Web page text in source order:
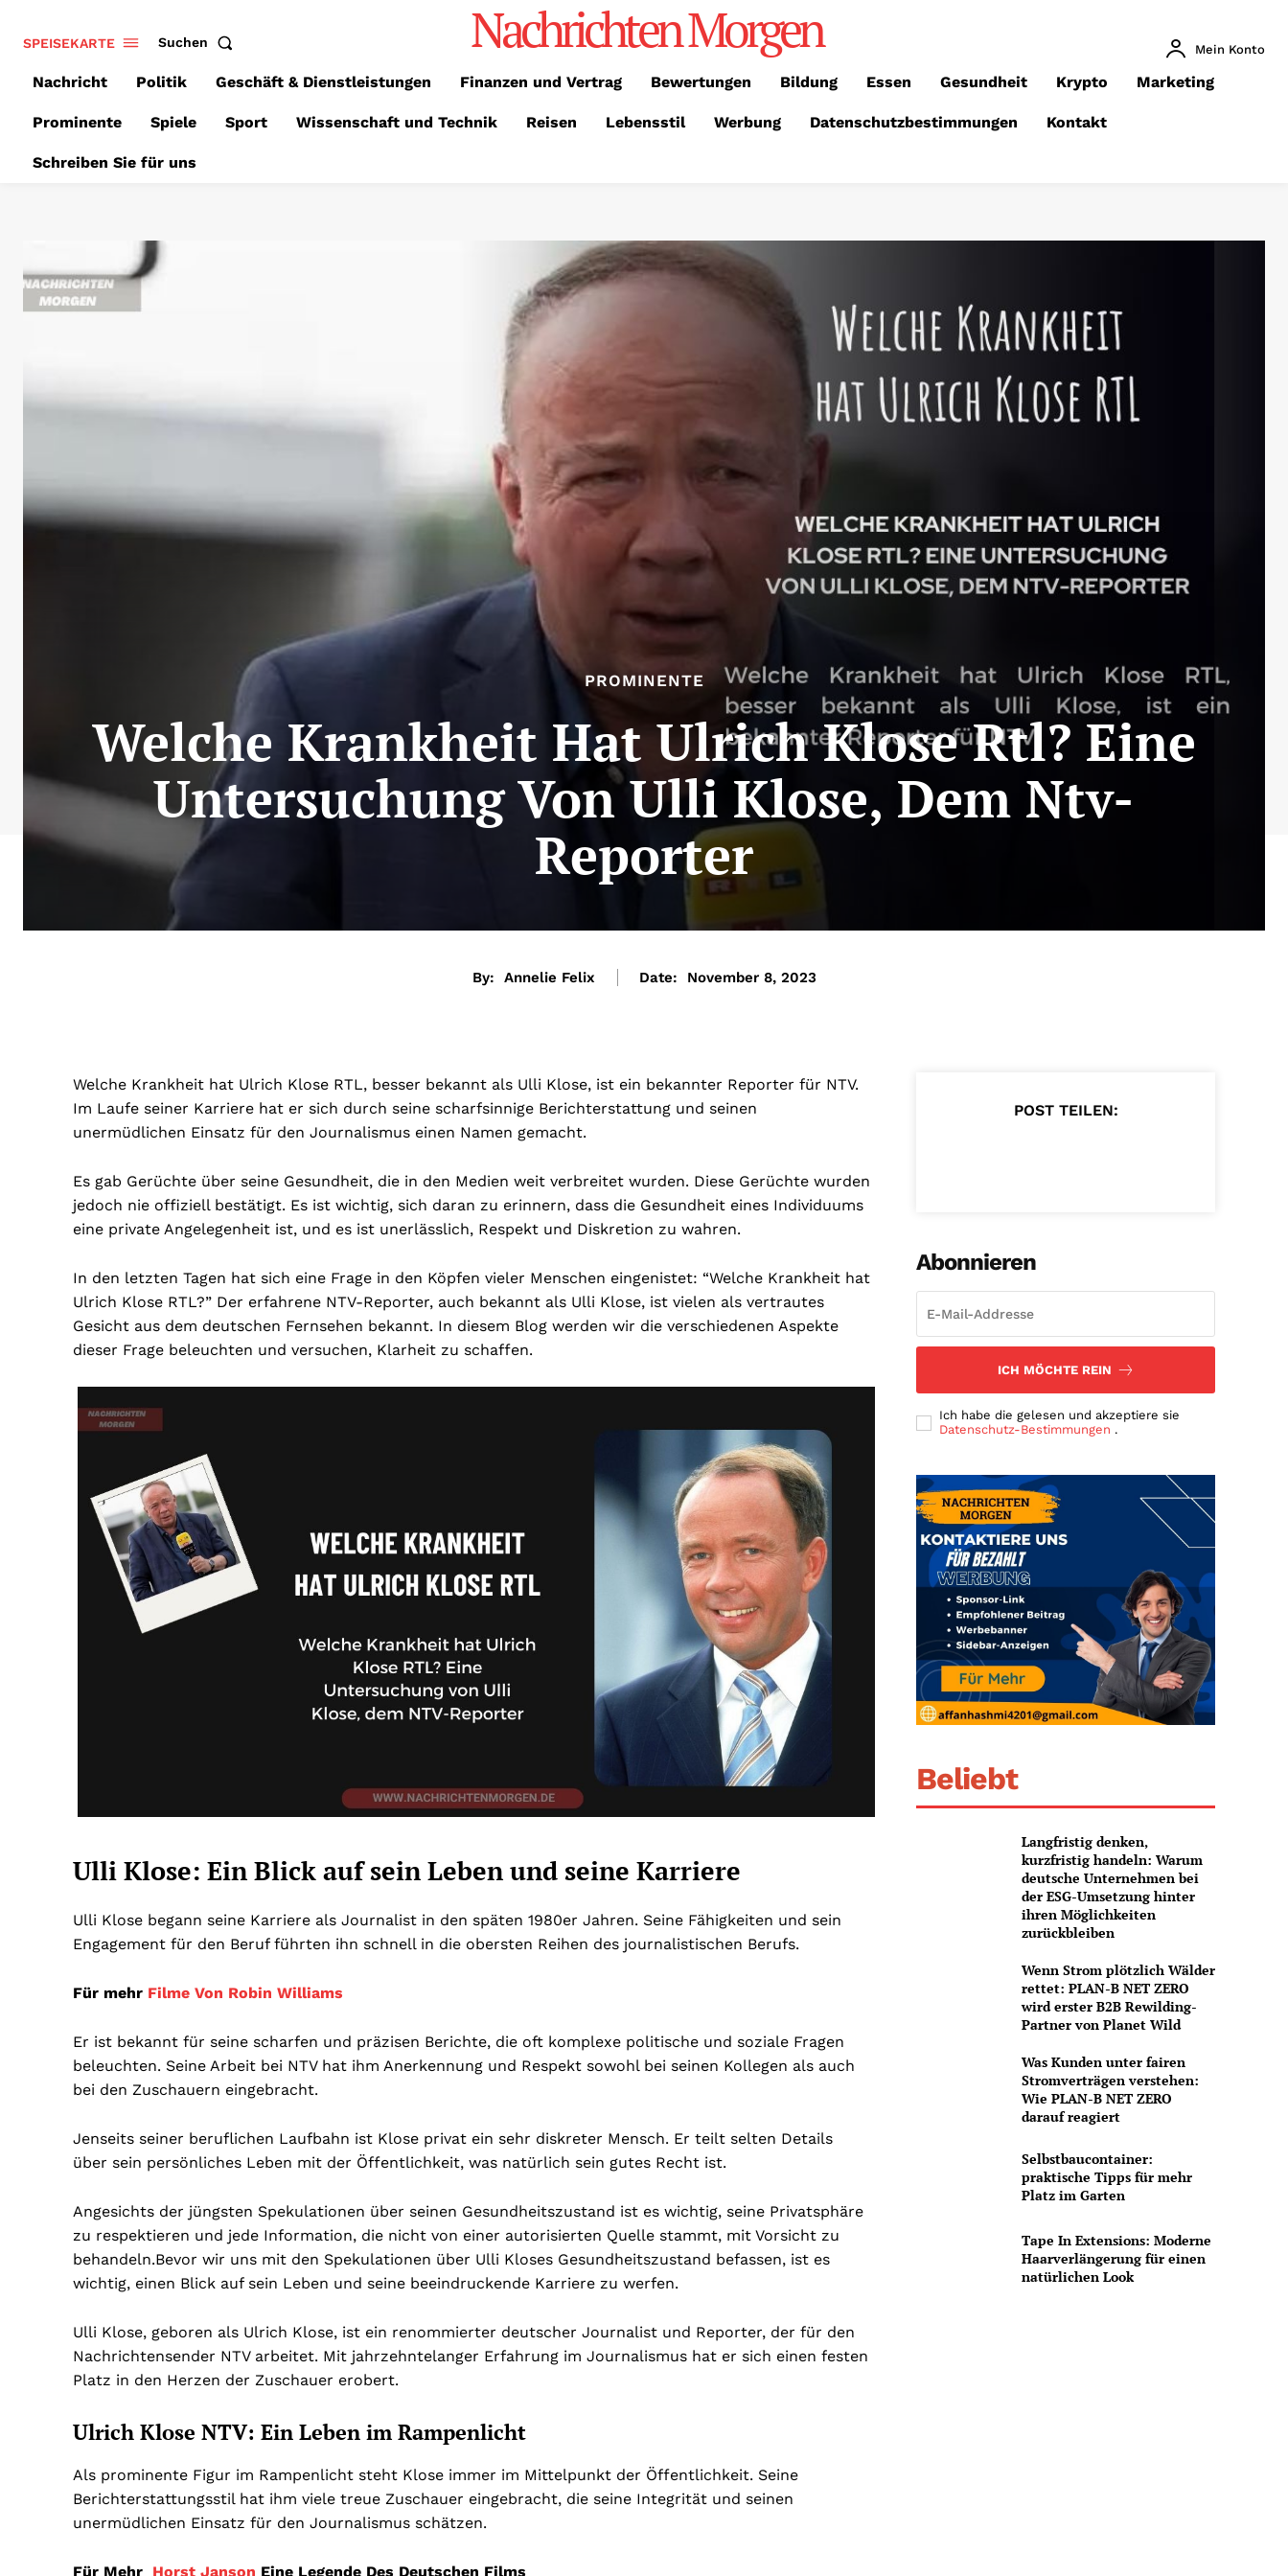
SPEISEKARTE Suchen Nachrichten Morgen Mein Konto
Nachricht Politik Geschäft & Dienstleistungen Finanzen und Vertrag Bewertungen Bildung Essen Gesundheit Krypto Marketing
Prominente Spiele Sport Wissenschaft und Technik Reisen Lebensstil Werbung Datenschutzbestimmungen Kontakt
Schreiben Sie für uns
PROMINENTE
Welche Krankheit Hat Ulrich Klose Rtl? Eine
Untersuchung Von Ulli Klose, Dem Ntv-
Reporter
By: Annelie Felix Date: November 8, 2023
Welche Krankheit hat Ulrich Klose RTL, besser bekannt als Ulli Klose, ist ein bekannter Reporter für NTV.
Im Laufe seiner Karriere hat er sich durch seine scharfsinnige Berichterstattung und seinen
unermüdlichen Einsatz für den Journalismus einen Namen gemacht.
Es gab Gerüchte über seine Gesundheit, die in den Medien weit verbreitet wurden. Diese Gerüchte wurden
jedoch nie offiziell bestätigt. Es ist wichtig, sich daran zu erinnern, dass die Gesundheit eines Individuums
eine private Angelegenheit ist, und es ist unerlässlich, Respekt und Diskretion zu wahren.
In den letzten Tagen hat sich eine Frage in den Köpfen vieler Menschen eingenistet: “Welche Krankheit hat
Ulrich Klose RTL?” Der erfahrene NTV-Reporter, auch bekannt als Ulli Klose, ist vielen als vertrautes
Gesicht aus dem deutschen Fernsehen bekannt. In diesem Blog werden wir die verschiedenen Aspekte
dieser Frage beleuchten und versuchen, Klarheit zu schaffen.
Ulli Klose: Ein Blick auf sein Leben und seine Karriere
Ulli Klose begann seine Karriere als Journalist in den späten 1980er Jahren. Seine Fähigkeiten und sein
Engagement für den Beruf führten ihn schnell in die obersten Reihen des journalistischen Berufs.
Für mehr Filme Von Robin Williams
Er ist bekannt für seine scharfen und präzisen Berichte, die oft komplexe politische und soziale Fragen
beleuchten. Seine Arbeit bei NTV hat ihm Anerkennung und Respekt sowohl bei seinen Kollegen als auch
bei den Zuschauern eingebracht.
Jenseits seiner beruflichen Laufbahn ist Klose privat ein sehr diskreter Mensch. Er teilt selten Details
über sein persönliches Leben mit der Öffentlichkeit, was natürlich sein gutes Recht ist.
Angesichts der jüngsten Spekulationen über seinen Gesundheitszustand ist es wichtig, seine Privatsphäre
zu respektieren und jede Information, die nicht von einer autorisierten Quelle stammt, mit Vorsicht zu
behandeln.Bevor wir uns mit den Spekulationen über Ulli Kloses Gesundheitszustand befassen, ist es
wichtig, einen Blick auf sein Leben und seine beeindruckende Karriere zu werfen.
Ulli Klose, geboren als Ulrich Klose, ist ein renommierter deutscher Journalist und Reporter, der für den
Nachrichtensender NTV arbeitet. Mit jahrzehntelanger Erfahrung im Journalismus hat er sich einen festen
Platz in den Herzen der Zuschauer erobert.
Ulrich Klose NTV: Ein Leben im Rampenlicht
Als prominente Figur im Rampenlicht steht Klose immer im Mittelpunkt der Öffentlichkeit. Seine
Berichterstattungsstil hat ihm viele treue Zuschauer eingebracht, die seine Integrität und seinen
unermüdlichen Einsatz für den Journalismus schätzen.
Für Mehr Horst Janson Eine Legende Des Deutschen Films
POST TEILEN:
Abonnieren
ICH MÖCHTE REIN
Ich habe die gelesen und akzeptiere sie
Datenschutz-Bestimmungen .
Beliebt
Langfristig denken,
kurzfristig handeln: Warum
deutsche Unternehmen bei
der ESG-Umsetzung hinter
ihren Möglichkeiten
zurückbleiben
Wenn Strom plötzlich Wälder
rettet: PLAN-B NET ZERO
wird erster B2B Rewilding-
Partner von Planet Wild
Was Kunden unter fairen
Stromverträgen verstehen:
Wie PLAN-B NET ZERO
darauf reagiert
Selbstbaucontainer:
praktische Tipps für mehr
Platz im Garten
Tape In Extensions: Moderne
Haarverlängerung für einen
natürlichen Look